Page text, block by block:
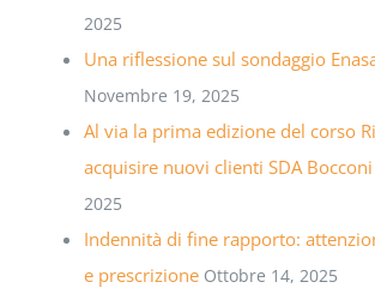
2025
Una riflessione sul sondaggio
Novembre 19, 2025
Al via la prima edizione del corso
acquisire nuovi clienti SDA Bocconi
2025
Indennità di fine rapporto:
e prescrizione Ottobre 14, 2025